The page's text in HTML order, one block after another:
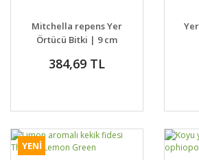
Mitchella repens Yer
Örtücü Bitki | 9 cm
384,69 TL
YENİ